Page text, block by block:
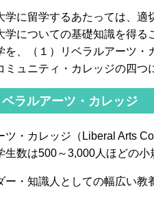
学に留学するあたっては、適
学についての基礎知識を得
を、（１）リベラルアーツ
ミュニティ・カレッジの四つ
ベラルアーツ・カレッジ
ツ・カレッジ（Liberal Arts
生数は500～3,000人ほどの小
ー・知識人としての幅広い教